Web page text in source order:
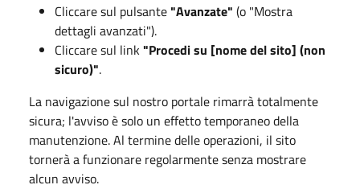
Cliccare sul pulsante"Avanzate" (o "Mostra
dettagli avanzati").
Cliccare sul link"Procedi su [nome del sito] (non
sicuro)".
La navigazione sul nostro portale rimarrà totalmente
sicura; l'avviso è solo un effetto temporaneo della
manutenzione. Al termine delle operazioni, il sito
tornerà a funzionare regolarmente senza mostrare
alcun avviso.